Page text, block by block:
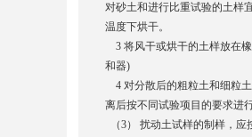
对砂土和进行比重试验的土样
温度下烘干。
3 将风干或烘干的土样放在
和器)
4 对分散后的粗粒土和细粒
离后按不同试验项目的要求进
（3） 扰动土试样的制样，